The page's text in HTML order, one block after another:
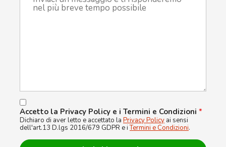
Accetto la Privacy Policy e i Termini e Condizioni *
Dichiaro di aver letto e accettato la Privacy Policy ai sensi
dell'art.13 D.lgs 2016/679 GDPR e iTermini e Condizioni.